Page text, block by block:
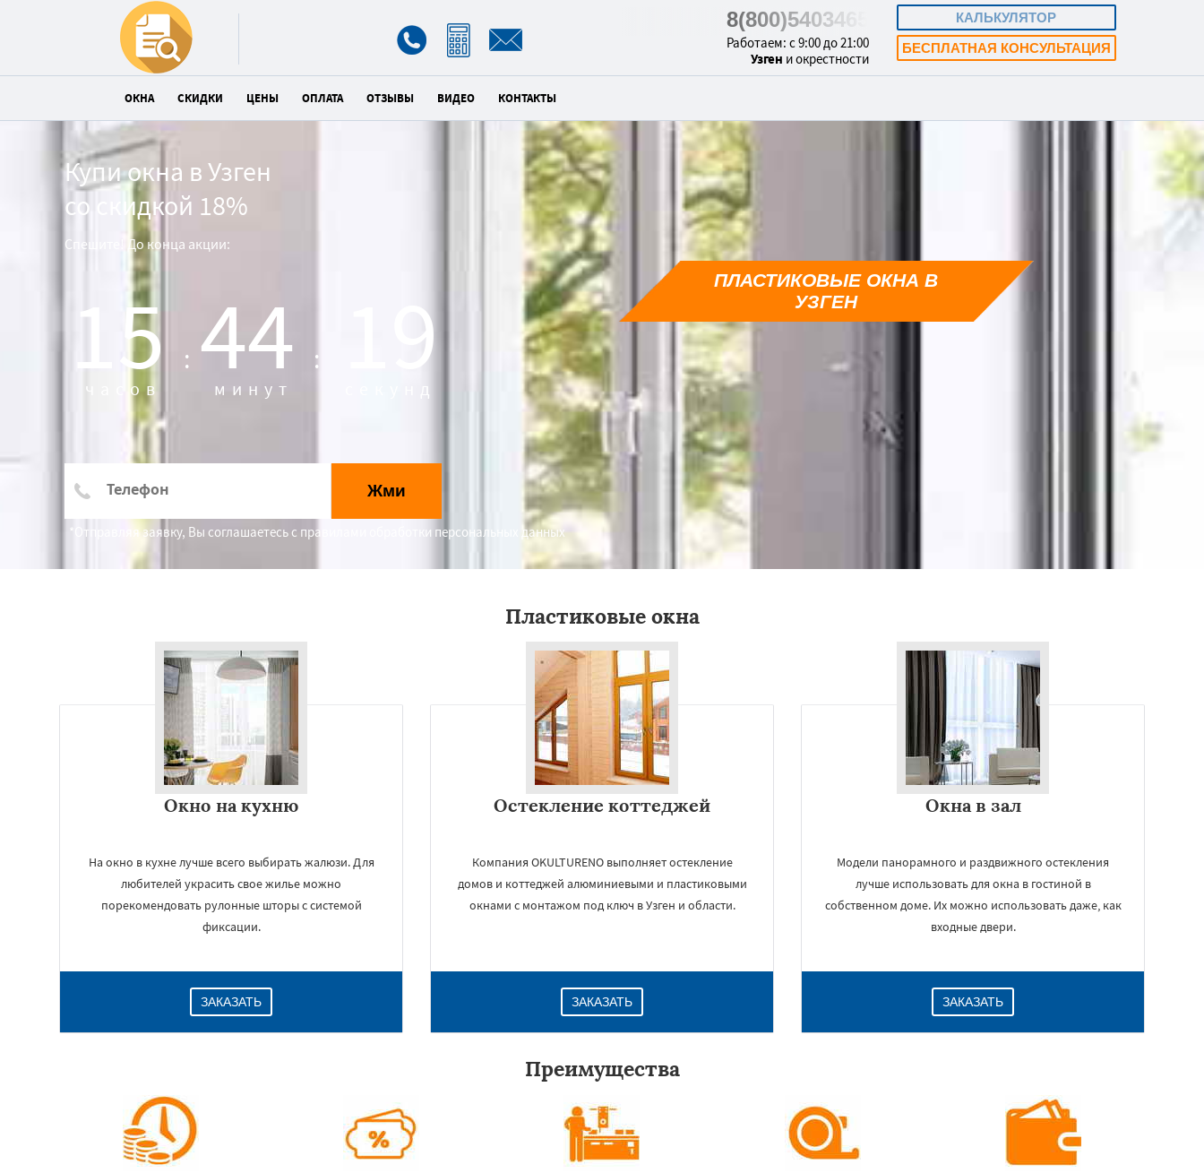
КАЛЬКУЛЯТОР
БЕСПЛАТНАЯ КОНСУЛЬТАЦИЯ
8(800)5403465
Работаем: с 9:00 до 21:00
Узген и окрестности
ОКНА СКИДКИ ЦЕНЫ ОПЛАТА ОТЗЫВЫ ВИДЕО КОНТАКТЫ
Купи окна в Узген
со скидкой 18%
Спешите! До конца акции:
15 :
часов 44 :
минут 18
секунд
Жми
*Отправляя заявку, Вы соглашаетесь с правилами обработки персональных данных
ПЛАСТИКОВЫЕ ОКНА В
УЗГЕН
Пластиковые окна
Окно на кухню
На окно в кухне лучше всего выбирать жалюзи. Для
любителей украсить свое жилье можно
порекомендовать рулонные шторы с системой
фиксации.
ЗАКАЗАТЬ
Остекление коттеджей
Компания OKULTURENO выполняет остекление
домов и коттеджей алюминиевыми и пластиковыми
окнами с монтажом под ключ в Узген и области.
ЗАКАЗАТЬ
Окна в зал
Модели панорамного и раздвижного остекления
лучше использовать для окна в гостиной в
собственном доме. Их можно использовать даже, как
входные двери.
ЗАКАЗАТЬ
Преимущества